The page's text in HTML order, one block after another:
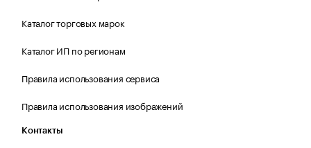
Каталог торговых марок
Каталог ИП по регионам
Правила использования сервиса
Правила использования изображений
Контакты